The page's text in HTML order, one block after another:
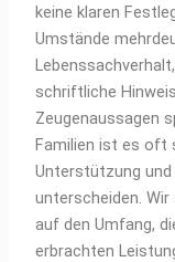
keine klaren
Umstände
schriftliche
Zeugenaussagen
Familien ist es oft
Unterstützung
unterscheiden.
auf den Umfang,
erbrachten